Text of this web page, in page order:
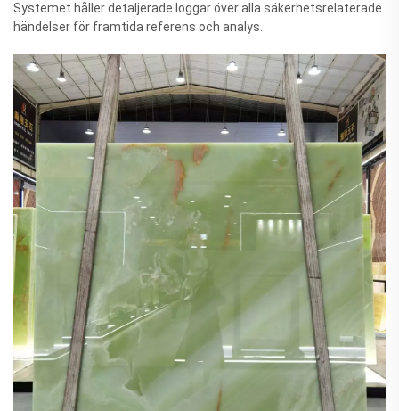
Systemet håller detaljerade loggar över alla säkerhetsrelaterade
händelser för framtida referens och analys.